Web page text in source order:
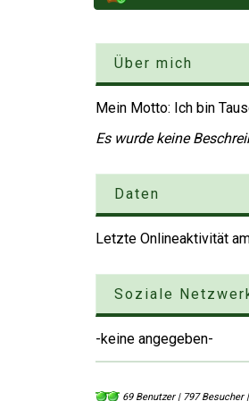
Über mich
Mein Motto: Ich bin
Es wurde keine
Daten
Letzte Onlineaktivität
Soziale
-keine angegeben-
69 Benutzer | 797 Besucher